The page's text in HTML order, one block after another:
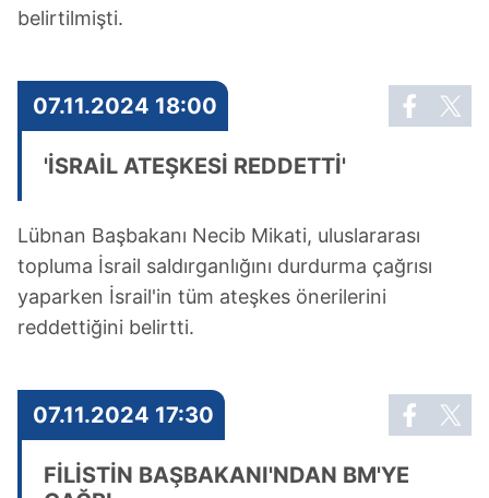
belirtilmişti.
07.11.2024 18:00
'İSRAİL ATEŞKESİ REDDETTİ'
Lübnan Başbakanı Necib Mikati, uluslararası
topluma İsrail saldırganlığını durdurma çağrısı
yaparken İsrail'in tüm ateşkes önerilerini
reddettiğini belirtti.
07.11.2024 17:30
FİLİSTİN BAŞBAKANI'NDAN BM'YE